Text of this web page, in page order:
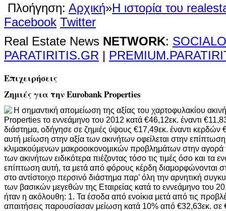
Πλοήγηση: Αρχική»Η ιστορία του
Facebook Twitter
Real Estate News NETWORK:
PARATIRITIS.GR |
Επιχειρήσεις
Ζημιές για την Eurobank Properties
Η σημαντική απομείωση της αξίας του χαρτοφυλακίου
Properties το εννεάμηνο του 2012 κατά €46,12εκ. έναντι
διάστημα, οδήγησε σε ζημιές ύψους €17,49εκ. έναντι
αυτή μείωση στην αξία των ακινήτων οφείλεται στην
κλιμακούμενων μακροοικονομικών προβλημάτων στην αγορά
των ακινήτων ειδικότερα πιέζοντας τόσο τις τιμές όσο και τα
επίπτωση αυτή, τα μετά από φόρους κέρδη διαμορφώνονται
στο αντίστοιχο περσινό διάστημα παρ’ όλη την αρνητική
των βασικών μεγεθών της Εταιρείας κατά το εννεάμηνο του
ήταν η ακόλουθη: 1. Τα έσοδα από ενοίκια μετά από τις
απαιτήσεις παρουσίασαν μείωση κατά 10% από €32,63εκ. σε